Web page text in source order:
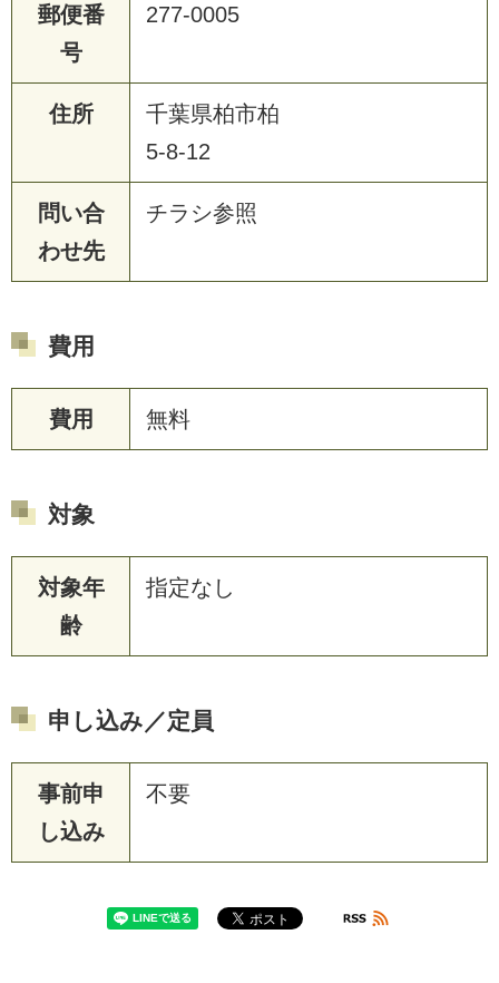
郵便番
号
277-0005
住所
千葉県柏市柏
5-8-12
問い合
わせ先
チラシ参照
費用
費用 無料
対象
対象年
齢
指定なし
申し込み／定員
事前申
し込み
不要